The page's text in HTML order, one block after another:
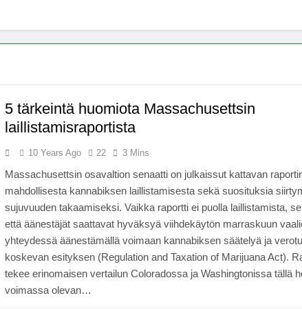
5 tärkeintä huomiota Massachusettsin
laillistamisraportista
10 Years Ago 22 3 Mins
Massachusettsin osavaltion senaatti on julkaissut kattavan
mahdollisesta kannabiksen laillistamisesta sekä suosituksia
sujuvuuden takaamiseksi. Vaikka raportti ei puolla laillistamista,
että äänestäjät saattavat hyväksyä viihdekäytön marraskuun
yhteydessä äänestämällä voimaan kannabiksen säätelyä ja
koskevan esityksen (Regulation and Taxation of Marijuana Act).
tekee erinomaisen vertailun Coloradossa ja Washingtonissa tällä
voimassa olevan…